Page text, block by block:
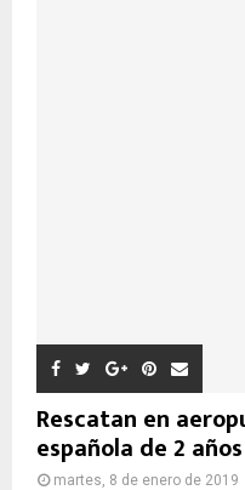
Rescatan en
española de 2
martes, 8 de enero de 2019